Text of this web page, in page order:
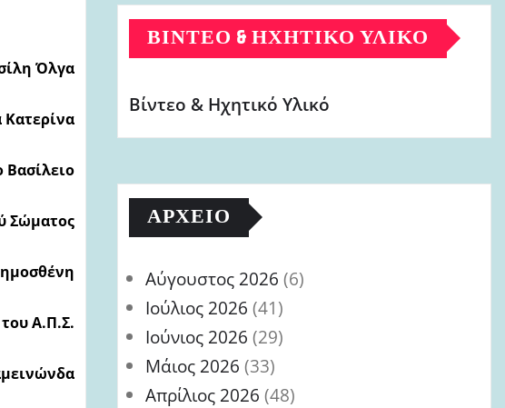
Όλγα
Σώματος
Α.Π.Σ.
ΒΊΝΤΕΟ & ΗΧΗΤΙΚΌ ΥΛΙΚΌ
Βίντεο & Ηχητικό Υλικό
ΑΡΧΕΊΟ
Αύγουστος 2026 (6)
Ιούλιος 2026 (41)
Ιούνιος 2026 (29)
Μάιος 2026 (33)
Απρίλιος 2026 (48)